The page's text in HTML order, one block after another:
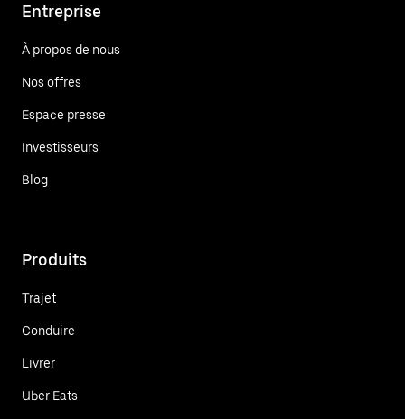
Entreprise
À propos de nous
Nos offres
Espace presse
Investisseurs
Blog
Produits
Trajet
Conduire
Livrer
Uber Eats